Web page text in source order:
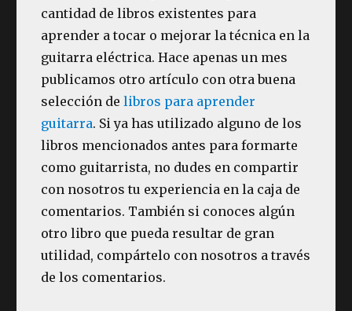
cantidad de libros existentes para
aprender a tocar o mejorar la técnica en la
guitarra eléctrica. Hace apenas un mes
publicamos otro artículo con otra buena
selección delibros para aprender
guitarra. Si ya has utilizado alguno de los
libros mencionados antes para formarte
como guitarrista, no dudes en compartir
con nosotros tu experiencia en la caja de
comentarios. También si conoces algún
otro libro que pueda resultar de gran
utilidad, compártelo con nosotros a través
de los comentarios.